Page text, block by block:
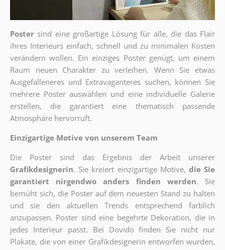
Poster sind eine großartige Lösung für alle, die das Flair
ihres Interieurs einfach, schnell und zu minimalen Kosten
verändern wollen. Ein einziges Poster genügt, um einem
Raum neuen Charakter zu verleihen. Wenn Sie etwas
Ausgefalleneres und Extravaganteres suchen, können Sie
mehrere Poster auswählen und eine individuelle Galerie
erstellen, die garantiert eine thematisch passende
Atmosphäre hervorruft.
Einzigartige Motive von unserem Team
Die Poster sind das Ergebnis der Arbeit unserer
Grafikdesignerin. Sie kreiert einzigartige Motive, die Sie
garantiert nirgendwo anders finden werden. Sie
bemüht sich, die Poster auf dem neuesten Stand zu halten
und sie den aktuellen Trends entsprechend farblich
anzupassen. Poster sind eine begehrte Dekoration, die in
jedes Interieur passt. Bei Dovido finden Sie nicht nur
Plakate, die von einer Grafikdesignerin entworfen wurden,